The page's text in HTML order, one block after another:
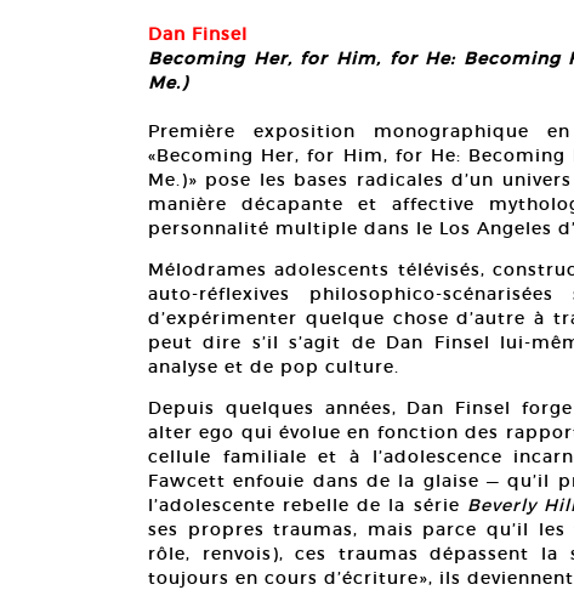
Dan Finsel
Becoming Her, for Him, for He:
Me.)
Première exposition monographique
«Becoming Her, for Him, for He:
Me.)» pose les bases radicales d’un
manière décapante et affective
personnalité multiple dans le Los Angeles
Mélodrames adolescents télévisés,
auto-réflexives philosophico-
d’expérimenter quelque chose d’autre à
peut dire s’il s’agit de Dan Finsel lui-
analyse et de pop culture.
Depuis quelques années, Dan Finsel
alter ego qui évolue en fonction des
cellule familiale et à l’adolescence
Fawcett enfouie dans de la glaise — qu’il
l’adolescente rebelle de la série Beverly
ses propres traumas, mais parce qu’il
rôle, renvois), ces traumas dépassent la
toujours en cours d’écriture», ils